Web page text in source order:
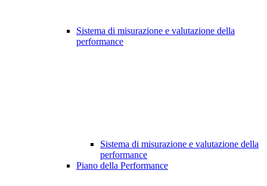
Sistema di misurazione e valutazione della
performance
Sistema di misurazione e valutazione della
performance
Piano della Performance